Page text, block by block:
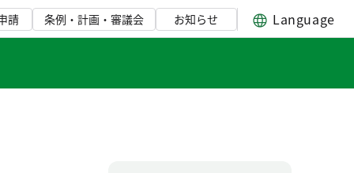
請 条例・計画・審議会 お知らせ Language